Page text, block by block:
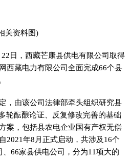
关资料图)
日，西藏芒康县供电有限公司取得
西藏电力有限公司全面完成66个县
，由该公司法律部牵头组织研究县
轮酝酿论证、反复修改完善的基础
案，包括县农电企业国有产权无偿
2021年8月正式启动，共涉及16个
66家县供电公司，分为11项大的